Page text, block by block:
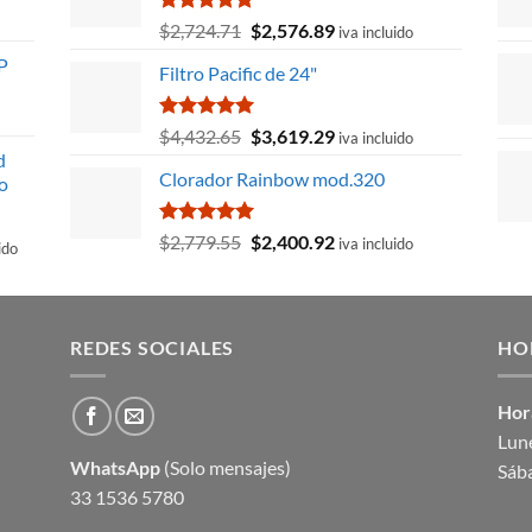
Valorado
con
de 5
$2,724.71 El
original
era:
$2,724.71.
$2,576.89El
$2,576.89.
iva incluido
Filtro Pacific de 24"
Valorado
con
de 5
$4,432.65 El
original
era:
$4,432.65.
$3,619.29El
actual
$3,619.29.
iva incluido
Clorador Rainbow mod.320
Valorado
con
$2,779.55 El
original
$2,400.92El
actual
iva incluido
REDES SOCIALES
WhatsApp (Solo mensajes)
33 1536 5780